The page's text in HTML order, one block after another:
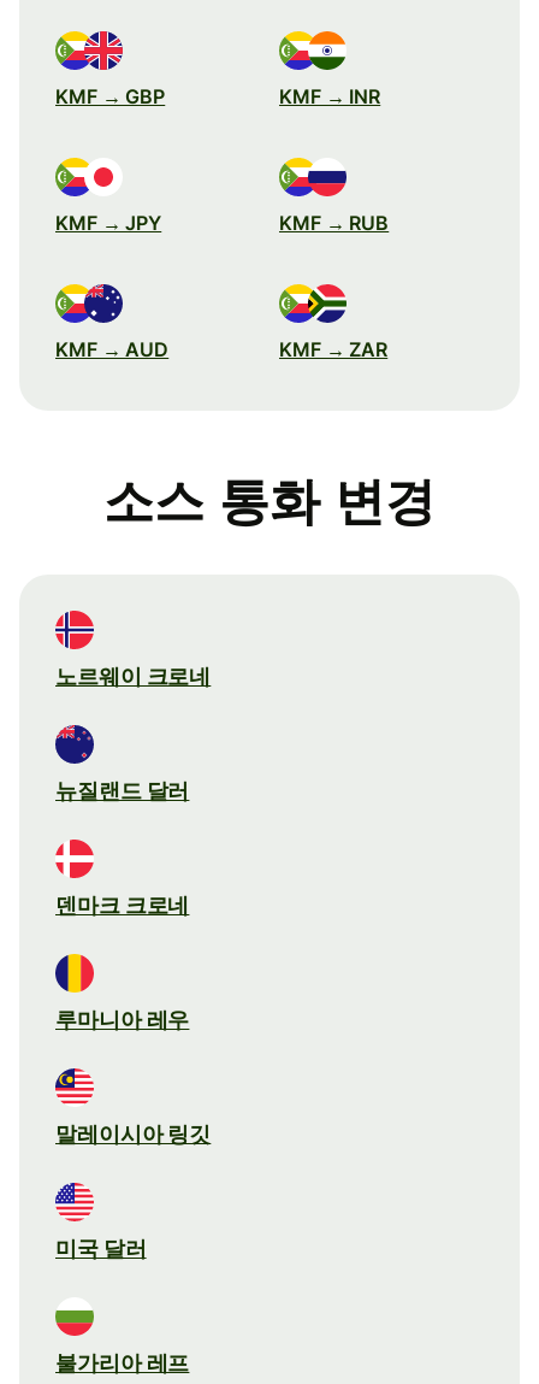
KMF → GBP KMF → INR
KMF → JPY KMF → RUB
KMF → AUD KMF → ZAR
소스 통화 변경
노르웨이 크로네
뉴질랜드 달러
덴마크 크로네
루마니아 레우
말레이시아 링깃
미국 달러
불가리아 레프